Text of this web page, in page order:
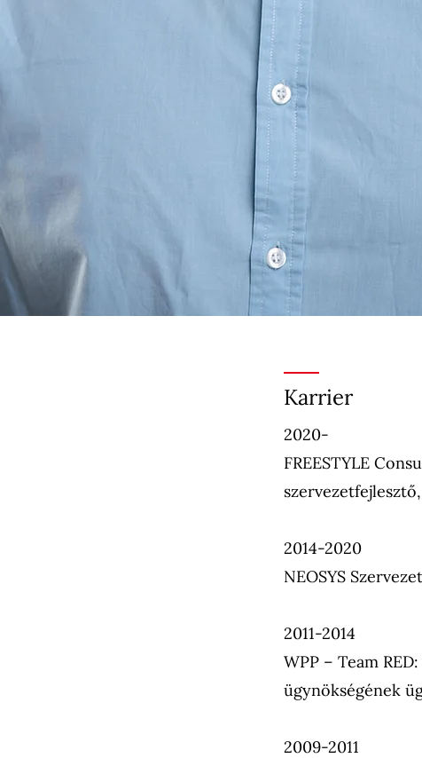
Karrier
2020-
FREESTYLE
2014-2020
NEOSYS
2011-2014
WPP – Team
ügynökségének
2009-2011